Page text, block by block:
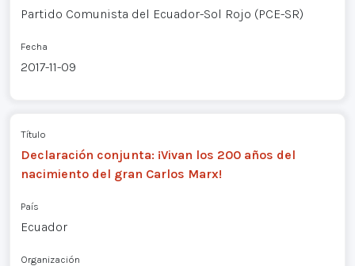
Partido Comunista del Ecuador-Sol Rojo (PCE-SR)
Fecha
2017-11-09
Título
Declaración conjunta: ¡Vivan los 200 años del
nacimiento del gran Carlos Marx!
País
Ecuador
Organización